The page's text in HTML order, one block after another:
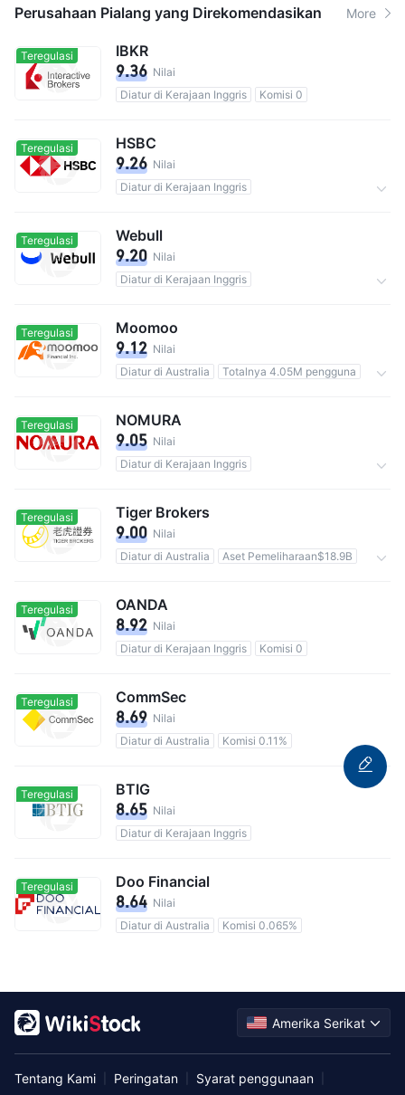
Perusahaan Pialang yang Direkomendasikan More
Teregulasi IBKR
9.36 Nilai
Diatur di Kerajaan Inggris
Komisi 0
Teregulasi HSBC
9.26 Nilai
Diatur di Kerajaan Inggris
Teregulasi Webull
9.20 Nilai
Diatur di Kerajaan Inggris
Teregulasi Moomoo
9.12 Nilai
Diatur di Australia
Totalnya 4.05M pengguna
Teregulasi NOMURA
9.05 Nilai
Diatur di Kerajaan Inggris
Teregulasi Tiger Brokers
9.00 Nilai
Diatur di Australia
Aset Pemeliharaan$18.9B
Teregulasi OANDA
8.92 Nilai
Diatur di Kerajaan Inggris
Komisi 0
Teregulasi CommSec
8.69 Nilai
Diatur di Australia
Komisi 0.11%
Teregulasi BTIG
8.65 Nilai
Diatur di Kerajaan Inggris
Teregulasi Doo Financial
8.64 Nilai
Diatur di Australia
Komisi 0.065%
Amerika Serikat
Tentang Kami Peringatan Syarat penggunaan